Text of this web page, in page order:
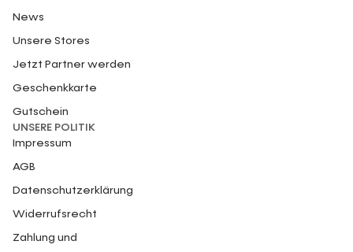
News
Unsere Stores
Jetzt Partner werden
Geschenkkarte
Gutschein
UNSERE POLITIK
Impressum
AGB
Datenschutzerklärung
Widerrufsrecht
Zahlung und